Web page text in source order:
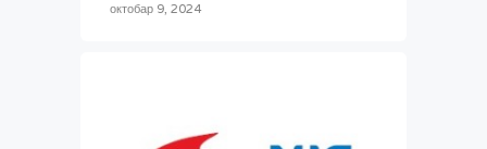
октобар 9, 2024